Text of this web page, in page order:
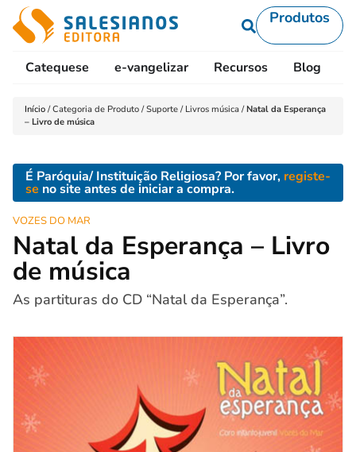
Produtos
Catequese e-vangelizar Recursos Blog
Início /Categoria de Produto /Suporte / Livros música /Natal da Esperança
– Livro de música
É Paróquia/ Instituição Religiosa? Por favor, registe-
se no site antes de iniciar a compra.
VOZES DO MAR
Natal da Esperança – Livro
de música
As partituras do CD “Natal da Esperança”.